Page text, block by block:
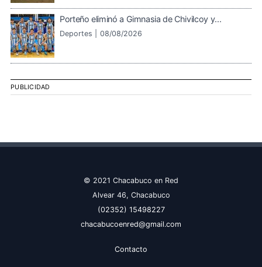
Porteño eliminó a Gimnasia de Chivilcoy y...
Deportes | 08/08/2026
PUBLICIDAD
© 2021 Chacabuco en Red
Alvear 46, Chacabuco
(02352) 15498227
chacabucoenred@gmail.com
Contacto